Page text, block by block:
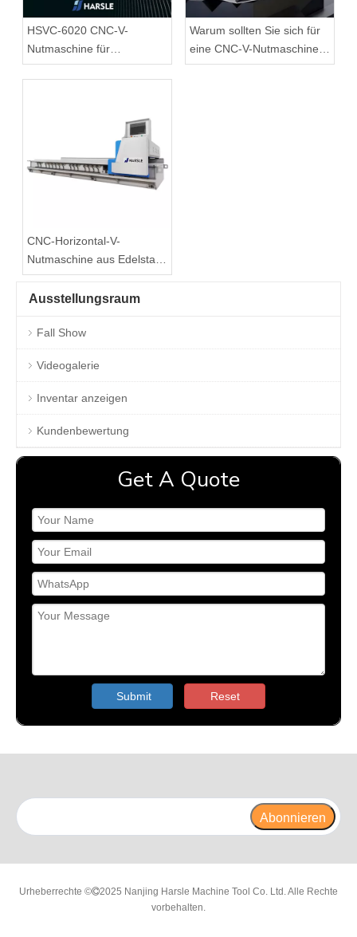
HSVC-6020 CNC-V-
Nutmaschine für
Blechanwendungen
Warum sollten Sie sich für
eine CNC-V-Nutmaschine
für Bleche entscheiden?
CNC-Horizontal-V-
Nutmaschine aus Edelstahl
für die Metallbearbeitung
Ausstellungsraum
Fall Show
Videogalerie
Inventar anzeigen
Kundenbewertung
Get A Quote
Submit Reset
Abonnieren
Urheberrechte ©2025 Nanjing Harsle Machine Tool Co. Ltd. Alle Rechte
vorbehalten.